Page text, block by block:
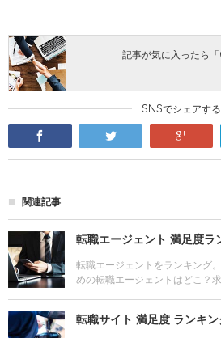
記事が気に入ったら
SNSでシェアする
関連記事
転職エージェント 満足度ラ
転職エージェントをランキング
めの転職エージェントはどこ？
転職サイト 満足度 ランキン